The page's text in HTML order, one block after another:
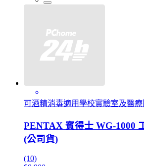
可酒精消毒適用學校實驗室及醫
PENTAX 賓得士 WG-1000
(公司貨)
(10)